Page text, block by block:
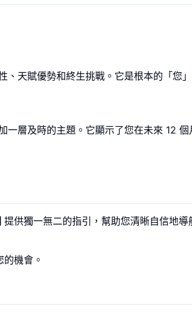
天賦優勢和終生挑戰。它是根本的「您」
一層及時的主題。它顯示了您在未來 12 個
提供獨一無二的指引，幫助您清晰自信地導
的機會。